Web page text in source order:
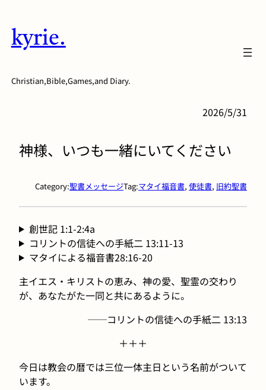
容
を
ッ
kyrie.
Christian,Bible,Games,and Diary.
2026/5/31
神様、いつも一緒にいてください
Category:聖書メッセージTag:マタイ福音書, 使徒書, 旧約聖書
創世記 1:1-2:4a
コリントの信徒への手紙二 13:11-13
マタイによる福音書28:16-20
主イエス・キリストの恵み、神の愛、聖霊の交わり
が、あなたがた一同と共にあるように。
──コリントの信徒への手紙二 13:13
＋＋＋
今日は教会の暦では三位一体主日という名前がついて
います。